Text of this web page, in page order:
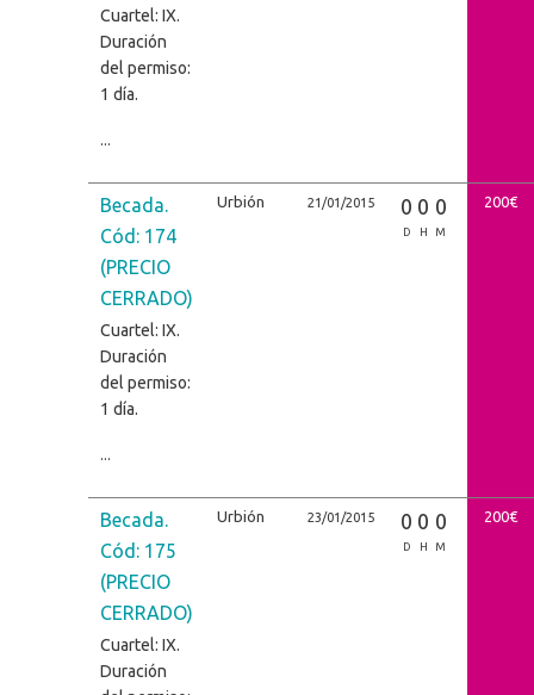
Cuartel: IX.
Duración
del permiso:
1 día.
Becada.
Cód: 174
(PRECIO
CERRADO)
Cuartel: IX.
Duración
del permiso:
1 día.
Urbión 21/01/2015 0
D
0
H
0
M
200€
Becada.
Cód: 175
(PRECIO
CERRADO)
Cuartel: IX.
Duración
Urbión 23/01/2015 0
D
0
H
0
M
200€